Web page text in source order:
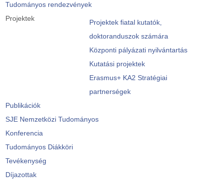
Tudományos rendezvények
Projektek
Projektek fiatal kutatók,
doktoranduszok számára
Központi pályázati nyilvántartás
Kutatási projektek
Erasmus+ KA2 Stratégiai
partnerségek
Publikációk
SJE Nemzetközi Tudományos
Konferencia
Tudományos Diákköri
Tevékenység
Díjazottak